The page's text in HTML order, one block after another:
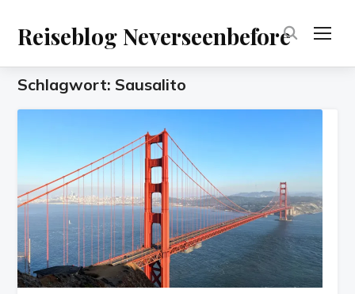
Reiseblog Neverseenbefore
Schlagwort: Sausalito